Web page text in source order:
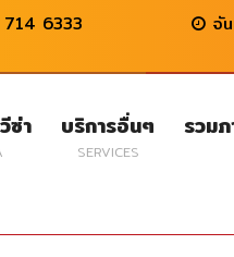
6333
จั
ซ่า บริการอื่นๆ
SERVICES
รวม